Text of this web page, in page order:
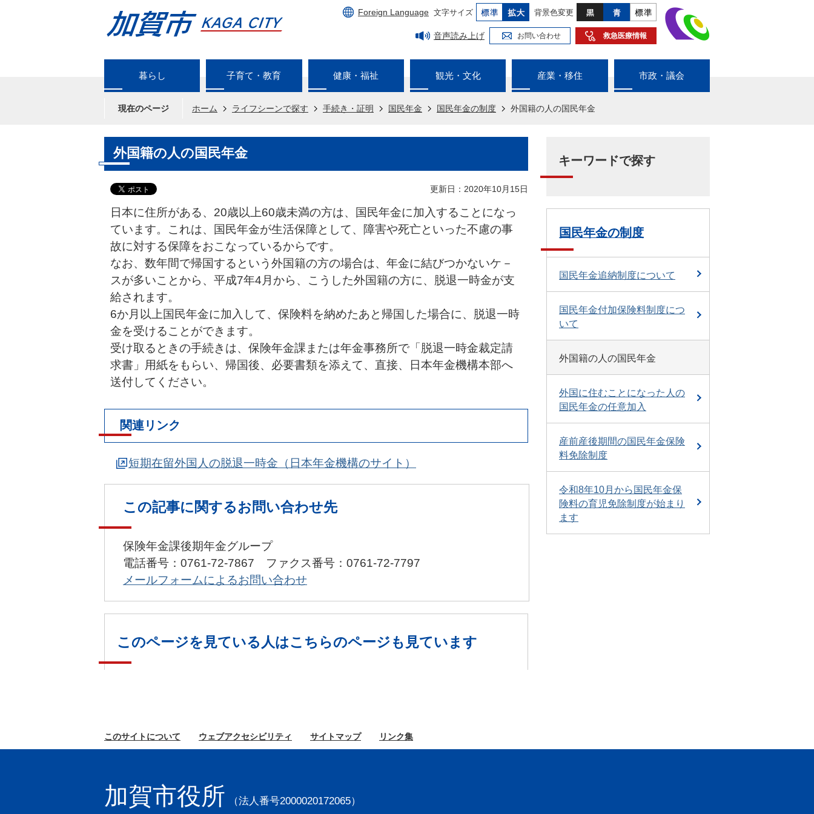
Foreign Language 文字サイズ 背景色変更
音声読み上げ お問い合わせ 救急医療情報
暮らし 子育て・教育 健康・福祉 観光・文化 産業・移住 市政・議会
現在のページ ホーム ライフシーンで探す 手続き・証明 国民年金 国民年金の制度 外国籍の人の国民年金
外国籍の人の国民年金
更新日：2020年10月15日
日本に住所がある、20歳以上60歳未満の方は、国民年金に加入することになっ
ています。これは、国民年金が生活保障として、障害や死亡といった不慮の事
故に対する保障をおこなっているからです。
なお、数年間で帰国するという外国籍の方の場合は、年金に結びつかないケ－
スが多いことから、平成7年4月から、こうした外国籍の方に、脱退一時金が支
給されます。
6か月以上国民年金に加入して、保険料を納めたあと帰国した場合に、脱退一時
金を受けることができます。
受け取るときの手続きは、保険年金課または年金事務所で「脱退一時金裁定請
求書」用紙をもらい、帰国後、必要書類を添えて、直接、日本年金機構本部へ
送付してください。
関連リンク
短期在留外国人の脱退一時金（日本年金機構のサイト）
この記事に関するお問い合わせ先
保険年金課後期年金グループ
電話番号：0761-72-7867 ファクス番号：0761-72-7797
メールフォームによるお問い合わせ
このページを見ている人はこちらのページも見ています
キーワードで探す
国民年金の制度
国民年金追納制度について
国民年金付加保険料制度につ
いて
外国籍の人の国民年金
外国に住むことになった人の
国民年金の任意加入
産前産後期間の国民年金保険
料免除制度
令和8年10月から国民年金保
険料の育児免除制度が始まり
ます
このサイトについて ウェブアクセシビリティ サイトマップ リンク集
加賀市役所 （法人番号2000020172065）